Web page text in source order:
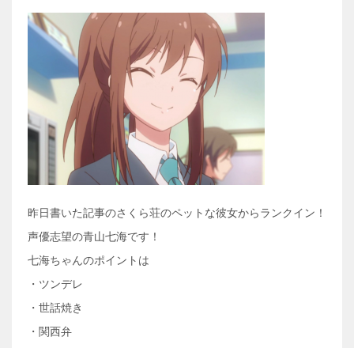
昨日書いた記事のさくら荘のペットな彼女からランクイン！
声優志望の青山七海です！
七海ちゃんのポイントは
・ツンデレ
・世話焼き
・関西弁